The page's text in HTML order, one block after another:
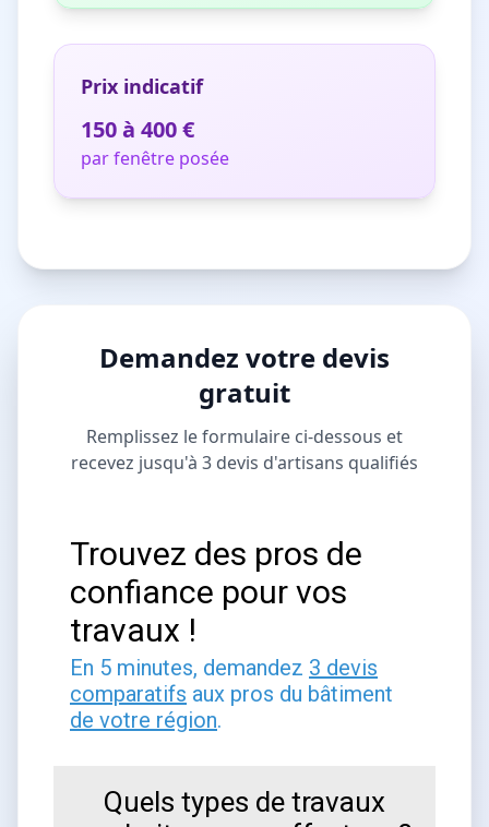
Prix indicatif
150 à 400 €
par fenêtre posée
Demandez votre devis
gratuit
Remplissez le formulaire ci-dessous et
recevez jusqu'à 3 devis d'artisans qualifiés
Trouvez des pros de
confiance pour vos
travaux !
En 5 minutes, demandez 3 devis
comparatifs aux pros du bâtiment
de votre région.
Quels types de travaux